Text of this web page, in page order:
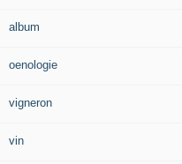
album
oenologie
vigneron
vin